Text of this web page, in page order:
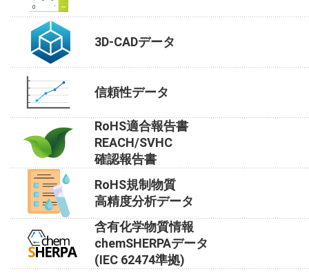
3D-CADデータ
信頼性データ
RoHS適合報告書
REACH/SVHC
確認報告書
RoHS規制物質
高精度分析データ
含有化学物質情報
chemSHERPAデータ
(IEC 62474準拠)